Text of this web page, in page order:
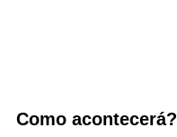
Como acontecerá?